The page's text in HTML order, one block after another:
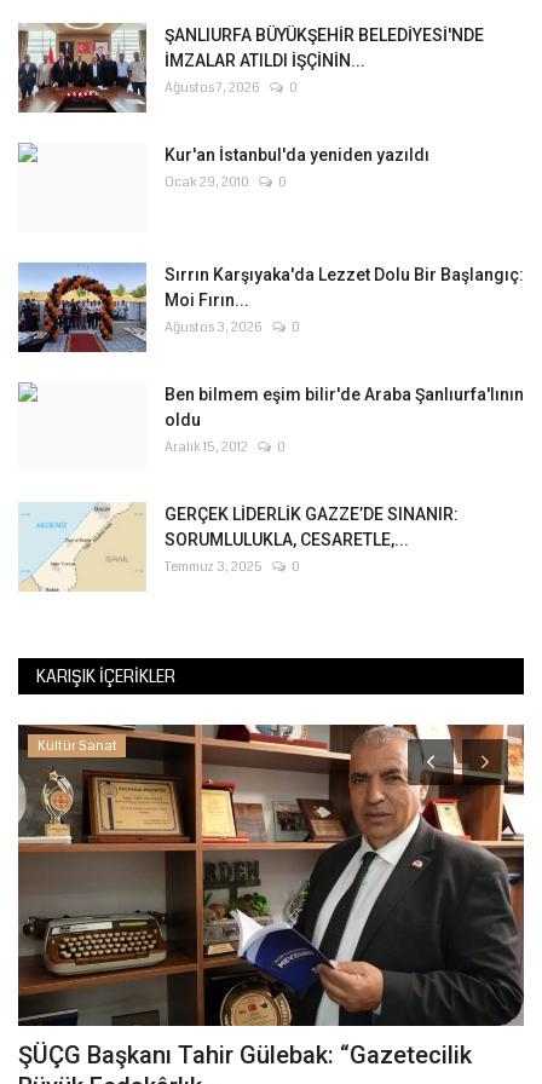
ŞANLIURFA BÜYÜKŞEHİR BELEDİYESİ'NDE
İMZALAR ATILDI İŞÇİNİN...
Ağustos 7, 2026 0
Kur'an İstanbul'da yeniden yazıldı
Ocak 29, 2010 0
Sırrın Karşıyaka'da Lezzet Dolu Bir Başlangıç:
Moi Fırın...
Ağustos 3, 2026 0
Ben bilmem eşim bilir'de Araba Şanlıurfa'lının
oldu
Aralık 15, 2012 0
GERÇEK LİDERLİK GAZZE’DE SINANIR:
SORUMLULUKLA, CESARETLE,...
Temmuz 3, 2025 0
KARIŞIK İÇERIKLER
Kültür Sanat
ŞÜÇG Başkanı Tahir Gülebak: “Gazetecilik